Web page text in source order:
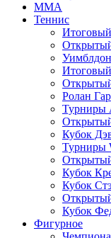
MMA
Теннис
Уимблдон
Ролан
Турниры
Кубок
Турниры
Кубок
Кубок
Кубок
Фигурное